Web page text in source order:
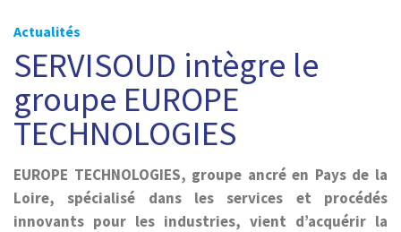
Actualités
SERVISOUD intègre le
groupe EUROPE
TECHNOLOGIES
EUROPE TECHNOLOGIES, groupe ancré en Pays de la
Loire, spécialisé dans les services et procédés
innovants pour les industries, vient d’acquérir la